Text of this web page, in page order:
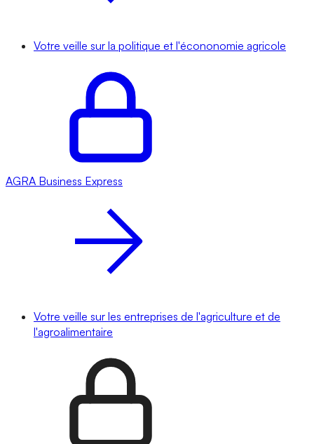
Votre veille sur la politique et l'écononomie agricole
AGRA Business Express
Votre veille sur les entreprises de l'agriculture et de
l'agroalimentaire